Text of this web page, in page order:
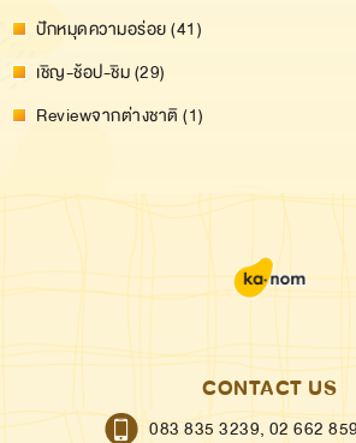
ปักหมุดความอร่อย (41)
เชิญ-ช้อป-ชิม (29)
Reviewจากต่างชาติ (1)
CONTACT US
083 835 3239, 02 662